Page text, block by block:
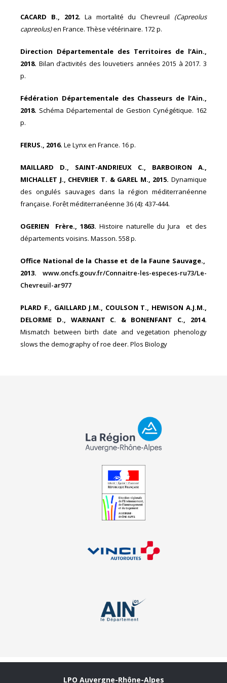
CACARD B., 2012. La mortalité du Chevreuil (Capreolus
capreolus)en France. Thèse vétérinaire. 172 p.
Direction Départementale des Territoires de l’Ain.,
2018. Bilan d’activités des louvetiers années 2015 à 2017. 3
p.
Fédération Départementale des Chasseurs de l’Ain.,
2018. Schéma Départemental de Gestion Cynégétique. 162
p.
FERUS., 2016. Le Lynx en France. 16 p.
MAILLARD D., SAINT-ANDRIEUX C., BARBOIRON A.,
MICHALLET J., CHEVRIER T. & GAREL M., 2015. Dynamique
des ongulés sauvages dans la région méditerranéenne
française. Forêt méditerranéenne 36 (4): 437-444.
OGERIEN Frère., 1863. Histoire naturelle du Jura et des
départements voisins. Masson. 558 p.
Office National de la Chasse et de la Faune Sauvage.,
2013.
www.oncfs.gouv.fr/Connaitre-les-especes-ru73/Le-
Chevreuil-ar977
PLARD F., GAILLARD J.M., COULSON T., HEWISON A.J.M.,
DELORME D., WARNANT C. & BONENFANT C., 2014.
Mismatch between birth date and vegetation phenology
slows the demography of roe deer. Plos Biology
LPO Auvergne-Rhône-Alpes